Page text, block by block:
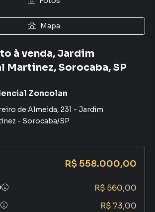
Mapa
à venda, Jardim
Martinez, Sorocaba, SP
Zoncolan
de Almeida, 231 - Jardim
- Sorocaba/SP
R$ 558.000,00
R$ 560,00
R$ 73,00